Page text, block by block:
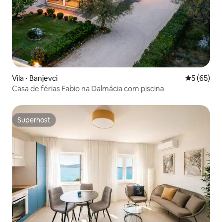
Vila ⋅ Banjevci 5 de uma
5 (65)
Casa de férias Fabio na Dalmácia com piscina
Superhost
Superhost